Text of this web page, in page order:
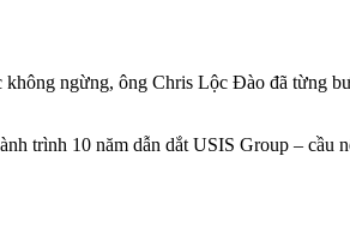
ngừng, ông Chris Lộc Đào đã từng
trình 10 năm dẫn dắt USIS Group – cầu